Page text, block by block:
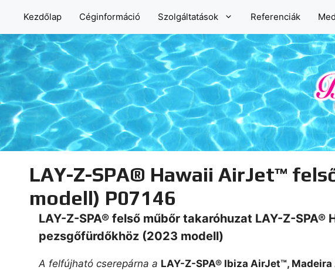
tartalomba
Kezdőlap Céginformáció Szolgáltatások Referenciák
LAY-Z-SPA® Hawaii AirJet™
modell) P07146
LAY-Z-SPA® felső műbőr takaróhuzat LAY-Z-SPA®
pezsgőfürdőkhöz (2023 modell)
A felfújható cserepárna a LAY-Z-SPA® Ibiza AirJet™,